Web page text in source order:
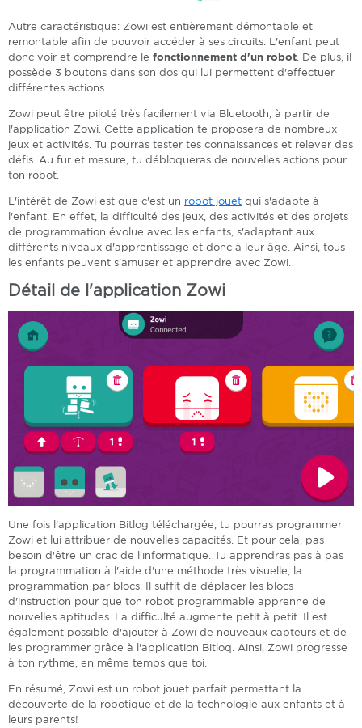
Autre caractéristique: Zowi est entièrement démontable et
remontable afin de pouvoir accéder à ses circuits. L'enfant peut
donc voir et comprendre le fonctionnement d'un robot . De plus, il
possède 3 boutons dans son dos qui lui permettent d'effectuer
différentes actions.
Zowi peut être piloté très facilement via Bluetooth, à partir de
l'application Zowi. Cette application te proposera de nombreux
jeux et activités. Tu pourras tester tes connaissances et relever des
défis. Au fur et mesure, tu débloqueras de nouvelles actions pour
ton robot.
L'intérêt de Zowi est que c'est un robot jouet qui s'adapte à
l'enfant. En effet, la difficulté des jeux, des activités et des projets
de programmation évolue avec les enfants, s'adaptant aux
différents niveaux d'apprentissage et donc à leur âge. Ainsi, tous
les enfants peuvent s'amuser et apprendre avec Zowi.
Détail de l'application Zowi
Une fois l'application Bitlog téléchargée, tu pourras programmer
Zowi et lui attribuer de nouvelles capacités. Et pour cela, pas
besoin d'être un crac de l'informatique. Tu apprendras pas à pas
la programmation à l'aide d'une méthode très visuelle, la
programmation par blocs. Il suffit de déplacer les blocs
d'instruction pour que ton robot programmable apprenne de
nouvelles aptitudes. La difficulté augmente petit à petit. Il est
également possible d'ajouter à Zowi de nouveaux capteurs et de
les programmer grâce à l'application Bitloq. Ainsi, Zowi progresse
à ton rythme, en même temps que toi.
En résumé, Zowi est un robot jouet parfait permettant la
découverte de la robotique et de la technologie aux enfants et à
leurs parents!